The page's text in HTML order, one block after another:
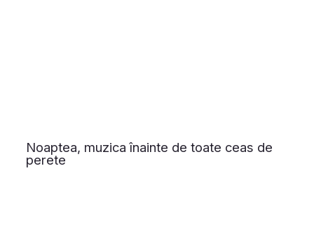
Noaptea, muzica înainte de toate ceas de
perete